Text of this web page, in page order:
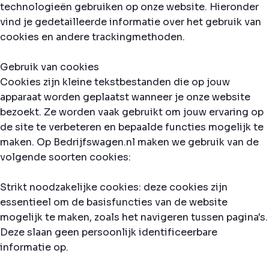
technologieën gebruiken op onze website. Hieronder
vind je gedetailleerde informatie over het gebruik van
cookies en andere trackingmethoden.
Gebruik van cookies
Cookies zijn kleine tekstbestanden die op jouw
apparaat worden geplaatst wanneer je onze website
bezoekt. Ze worden vaak gebruikt om jouw ervaring op
de site te verbeteren en bepaalde functies mogelijk te
maken. Op Bedrijfswagen.nl maken we gebruik van de
volgende soorten cookies:
Strikt noodzakelijke cookies: deze cookies zijn
essentieel om de basisfuncties van de website
mogelijk te maken, zoals het navigeren tussen pagina's.
Deze slaan geen persoonlijk identificeerbare
informatie op.